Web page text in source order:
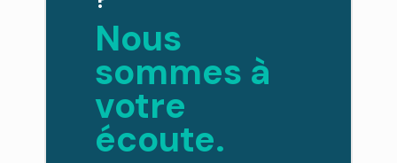
Nous
sommes à
votre
écoute.